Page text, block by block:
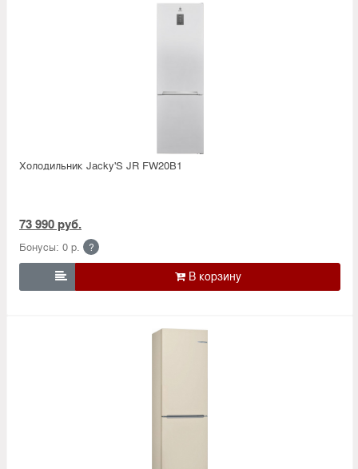
Холодильник Jacky'S JR FW20B1
73 990 руб.
Бонусы: 0 р. ?
